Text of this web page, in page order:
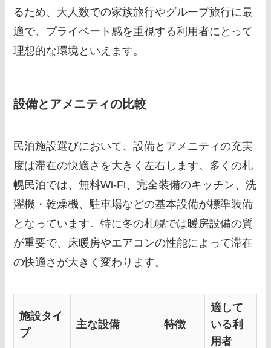
るため、大人数での家族旅行やグループ旅行に最
適で、プライベート感を重視する利用者にとって
理想的な環境といえます。
設備とアメニティの比較
民泊施設選びにおいて、設備とアメニティの充実
度は滞在の快適さを大きく左右します。多くの札
幌民泊では、無料Wi-Fi、完全装備のキッチン、洗
濯機・乾燥機、駐車場などの基本設備が標準装備
となっています。特に冬の札幌では暖房設備の質
が重要で、床暖房やエアコンの性能によって滞在
の快適さが大きく変わります。
施設タイ
プ
主な設備 特徴
適して
いる利
用者